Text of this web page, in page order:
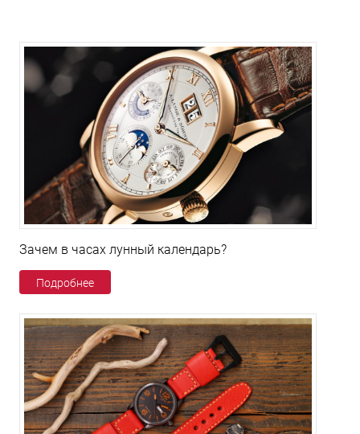
Зачем в часах лунный календарь?
Подробнее